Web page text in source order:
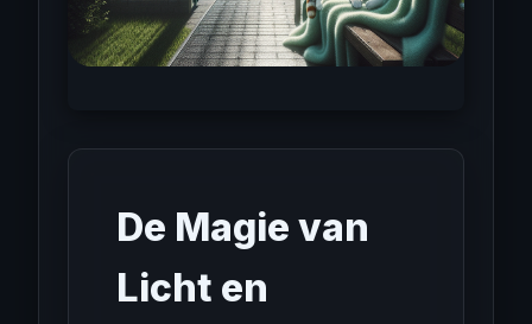
De Magie van
Licht en